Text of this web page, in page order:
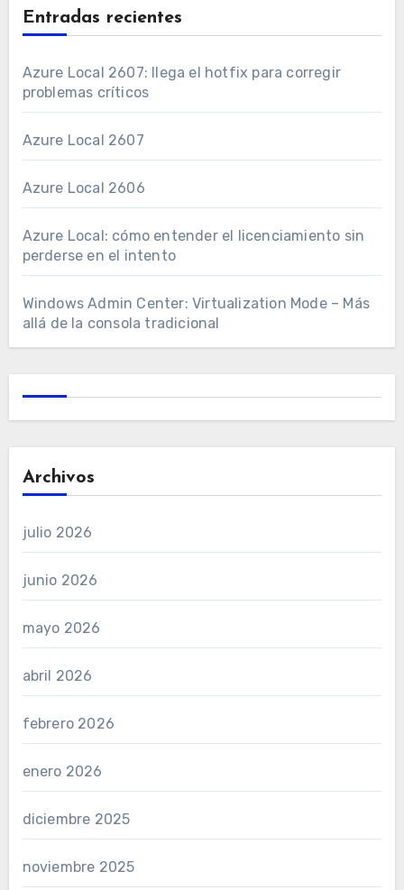
Entradas recientes
Azure Local 2607: llega el hotfix para corregir
problemas críticos
Azure Local 2607
Azure Local 2606
Azure Local: cómo entender el licenciamiento sin
perderse en el intento
Windows Admin Center: Virtualization Mode – Más
allá de la consola tradicional
Archivos
julio 2026
junio 2026
mayo 2026
abril 2026
febrero 2026
enero 2026
diciembre 2025
noviembre 2025